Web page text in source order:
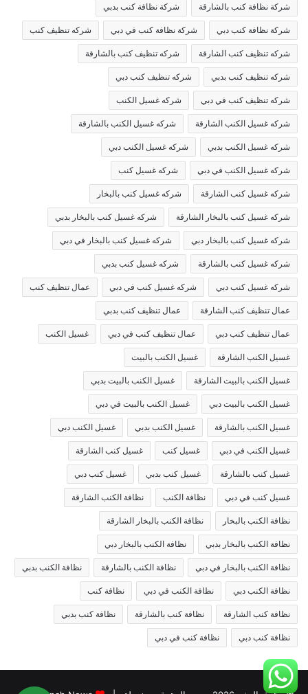
شركة نظافة كنب بالشارقة شركة نظافة كنب بدبي
شركة نظافة كنب دبي شركة نظافة كنب في دبي شركه تنظيف كنب
شركه تنظيف كنب الشارقة شركه تنظيف كنب بالشارقة
شركه تنظيف كنب بدبي شركه تنظيف كنب دبي
شركه تنظيف كنب في دبي شركه غسيل الكنب
شركه غسيل الكنب الشارقة شركه غسيل الكنب بالشارقة
شركه غسيل الكنب بدبي شركه غسيل الكنب دبي
شركه غسيل الكنب في دبي شركه غسيل كنب
شركه غسيل كنب الشارقة شركه غسيل كنب بالبخار
شركه غسيل كنب بالبخار الشارقة شركه غسيل كنب بالبخار بدبي
شركه غسيل كنب بالبخار دبي شركه غسيل كنب بالبخار في دبي
شركه غسيل كنب بالشارقة شركه غسيل كنب بدبي
شركه غسيل كنب دبي شركه غسيل كنب في دبي عمال تنظيف كنب
عمال تنظيف كنب الشارقة عمال تنظيف كنب بدبي
عمال تنظيف كنب دبي عمال تنظيف كنب في دبي غسيل الكنب
غسيل الكنب الشارقة غسيل الكنب بالبيت
غسيل الكنب بالبيت الشارقة غسيل الكنب بالبيت بدبي
غسيل الكنب بالبيت دبي غسيل الكنب بالبيت في دبي
غسيل الكنب بالشارقة غسيل الكنب بدبي غسيل الكنب دبي
غسيل الكنب في دبي غسيل كنب غسيل كنب الشارقة
غسيل كنب بالشارقة غسيل كنب بدبي غسيل كنب دبي
غسيل كنب في دبي نظافة الكنب نظافة الكنب الشارقة
نظافة الكنب بالبخار نظافة الكنب بالبخار الشارقة
نظافة الكنب بالبخار بدبي نظافة الكنب بالبخار دبي
نظافة الكنب بالبخار في دبي نظافة الكنب بالشارقة نظافة الكنب بدبي
نظافة الكنب دبي نظافة الكنب في دبي نظافة كنب
نظافة كنب الشارقة نظافة كنب بالشارقة نظافة كنب بدبي
نظافة كنب دبي نظافة كنب في دبي